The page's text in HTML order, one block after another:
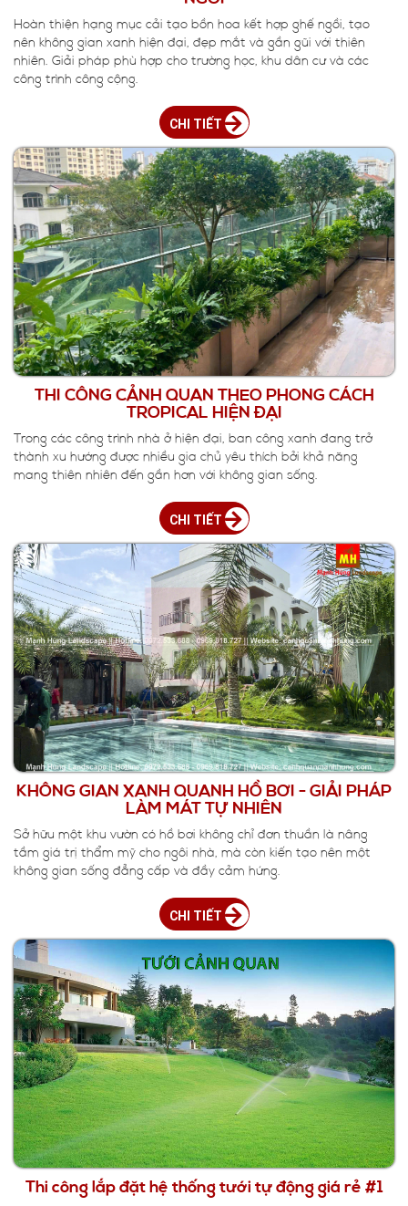
Hoàn thiện hạng mục cải tạo bồn hoa kết hợp ghế ngồi, tạo
nên không gian xanh hiện đại, đẹp mắt và gần gũi với thiên
nhiên. Giải pháp phù hợp cho trường học, khu dân cư và các
công trình công cộng.
CHI TIẾT
THI CÔNG CẢNH QUAN THEO PHONG CÁCH
TROPICAL HIỆN ĐẠI
Trong các công trình nhà ở hiện đại, ban công xanh đang trở
thành xu hướng được nhiều gia chủ yêu thích bởi khả năng
mang thiên nhiên đến gần hơn với không gian sống.
CHI TIẾT
KHÔNG GIAN XANH QUANH HỒ BƠI - GIẢI PHÁP
LÀM MÁT TỰ NHIÊN
Sở hữu một khu vườn có hồ bơi không chỉ đơn thuần là nâng
tầm giá trị thẩm mỹ cho ngôi nhà, mà còn kiến tạo nên một
không gian sống đẳng cấp và đầy cảm hứng.
CHI TIẾT
Thi công lắp đặt hệ thống tưới tự động giá rẻ #1